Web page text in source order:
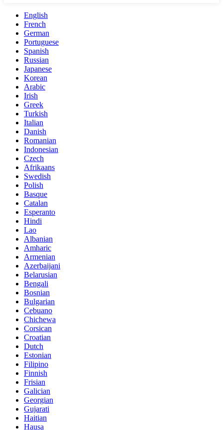
English
French
German
Portuguese
Spanish
Russian
Japanese
Korean
Arabic
Irish
Greek
Turkish
Italian
Danish
Romanian
Indonesian
Czech
Afrikaans
Swedish
Polish
Basque
Catalan
Esperanto
Hindi
Lao
Albanian
Amharic
Armenian
Azerbaijani
Belarusian
Bengali
Bosnian
Bulgarian
Cebuano
Chichewa
Corsican
Croatian
Dutch
Estonian
Filipino
Finnish
Frisian
Galician
Georgian
Gujarati
Haitian
Hausa